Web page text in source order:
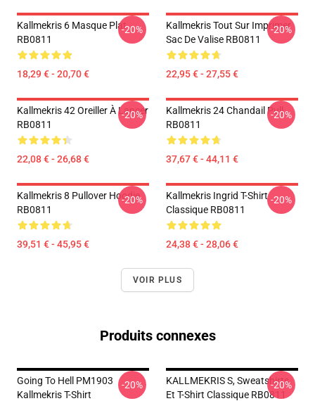
Kallmekris 6 Masque Plat
RB0811
18,29 € - 20,70 €
-20%
Kallmekris Tout Sur Imprimer
Sac De Valise RB0811
22,95 € - 27,55 €
-20%
Kallmekris 42 Oreiller À Lancer
RB0811
22,08 € - 26,68 €
-20%
Kallmekris 24 Chandail Pull
RB0811
37,67 € - 44,11 €
-20%
Kallmekris 8 Pullover Hoodie
RB0811
39,51 € - 45,95 €
-20%
Kallmekris Ingrid T-Shirt
Classique RB0811
24,38 € - 28,06 €
-20%
VOIR PLUS
Produits connexes
Going To Hell PM1903
Kallmekris T-Shirt
-20%
KALLMEKRIS S, Sweatshirts
Et T-Shirt Classique RB0811
-20%